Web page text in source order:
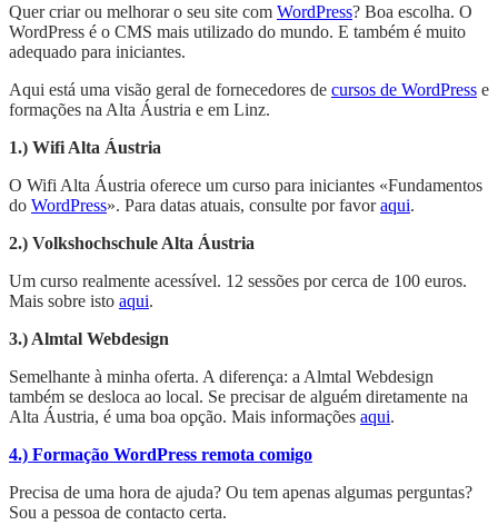
Quer criar ou melhorar o seu site com WordPress? Boa escolha. O
WordPress é o CMS mais utilizado do mundo. E também é muito
adequado para iniciantes.
Aqui está uma visão geral de fornecedores de cursos de WordPress e
formações na Alta Áustria e em Linz.
1.) Wifi Alta Áustria
O Wifi Alta Áustria oferece um curso para iniciantes «Fundamentos
do WordPress». Para datas atuais, consulte por favoraqui.
2.) Volkshochschule Alta Áustria
Um curso realmente acessível. 12 sessões por cerca de 100 euros.
Mais sobre isto aqui.
3.) Almtal Webdesign
Semelhante à minha oferta. A diferença: a Almtal Webdesign
também se desloca ao local. Se precisar de alguém diretamente na
Alta Áustria, é uma boa opção. Mais informações aqui.
4.) Formação WordPress remota comigo
Precisa de uma hora de ajuda? Ou tem apenas algumas perguntas?
Sou a pessoa de contacto certa.